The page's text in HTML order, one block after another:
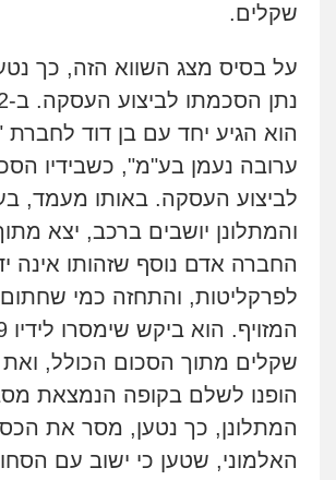
שקלים.
על בסיס מצג השווא הזה, כך
הוא הגיע יחד עם בן דוד לחברת
ערובה נעמן בע"מ", כשבידיו
לביצוע העסקה. באותו מעמד,
והמתלונן יושבים ברכב, יצא מתוך
החברה אדם נוסף שזהותו אינה
לפרקליטות, והתחזה כמי
שקלים מתוך הסכום הכולל,
הופנו לשלם בקופה הנמצאת
המתלונן, כך נטען, מסר את
האלמוני, שטען כי ישוב עם